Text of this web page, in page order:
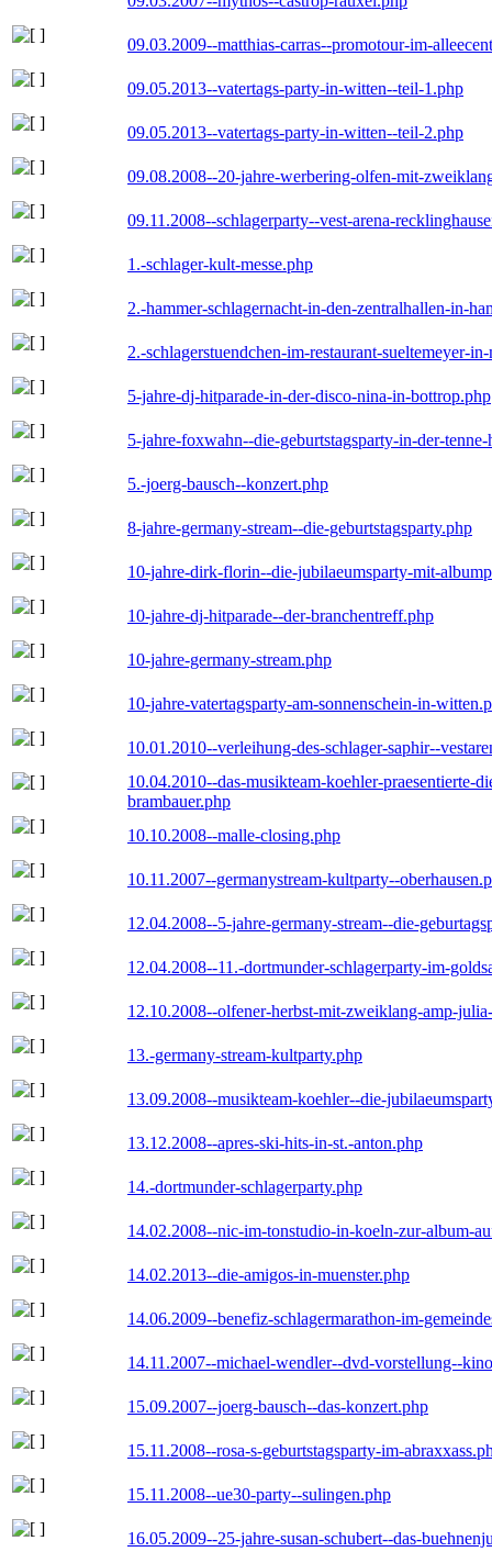
09.03.2009--matthias-carras--promotour-im-
09.05.2013--vatertags-party-in-witten--teil-1.php
09.05.2013--vatertags-party-in-witten--teil-2.php
09.08.2008--20-jahre-werbering-olfen-mit-
09.11.2008--schlagerparty--vest-arena-
1.-schlager-kult-messe.php
2.-hammer-schlagernacht-in-den-zentralhallen-in-
2.-schlagerstuendchen-im-restaurant-sueltemeyer-
5-jahre-dj-hitparade-in-der-disco-nina-in-bottrop.php
5-jahre-foxwahn--die-geburtstagsparty-in-der-tenne-
5.-joerg-bausch--konzert.php
8-jahre-germany-stream--die-geburtstagsparty.php
10-jahre-dirk-florin--die-jubilaeumsparty-mit-
10-jahre-dj-hitparade--der-branchentreff.php
10-jahre-germany-stream.php
10-jahre-vatertagsparty-am-sonnenschein-in-
10.01.2010--verleihung-des-schlager-saphir--
10.04.2010--das-musikteam-koehler-praesentierte-
brambauer.php
10.10.2008--malle-closing.php
10.11.2007--germanystream-kultparty--
12.04.2008--5-jahre-germany-stream--die-
12.04.2008--11.-dortmunder-schlagerparty-im-
12.10.2008--olfener-herbst-mit-zweiklang-amp-
13.-germany-stream-kultparty.php
13.09.2008--musikteam-koehler--die-
13.12.2008--apres-ski-hits-in-st.-anton.php
14.-dortmunder-schlagerparty.php
14.02.2008--nic-im-tonstudio-in-koeln-zur-album-
14.02.2013--die-amigos-in-muenster.php
14.06.2009--benefiz-schlagermarathon-im-
14.11.2007--michael-wendler--dvd-vorstellung--
15.09.2007--joerg-bausch--das-konzert.php
15.11.2008--rosa-s-geburtstagsparty-im-
15.11.2008--ue30-party--sulingen.php
16.05.2009--25-jahre-susan-schubert--das-